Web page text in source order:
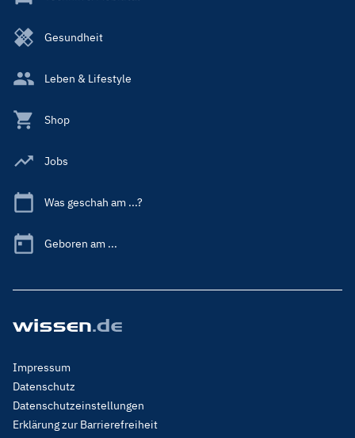
Gesundheit
Leben & Lifestyle
Shop
Jobs
Was geschah am ...?
Geboren am ...
Footer
Menu
Legal
Impressum
Datenschutz
Datenschutzeinstellungen
Erklärung zur Barrierefreiheit